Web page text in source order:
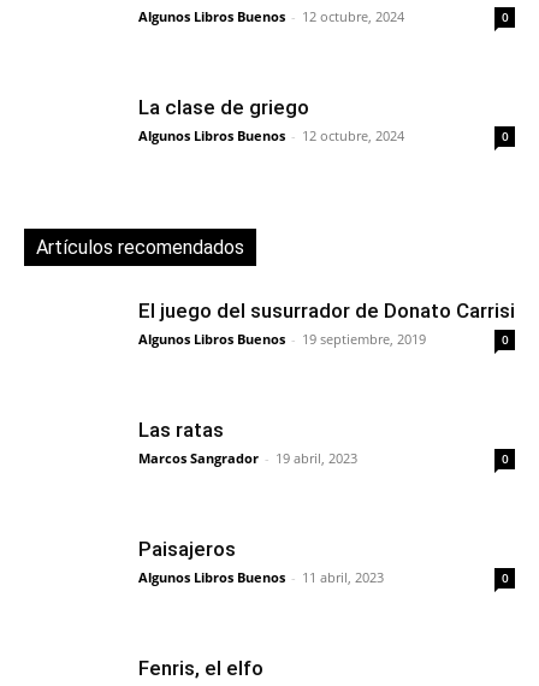
Algunos Libros Buenos - 12 octubre, 2024 0
La clase de griego
Algunos Libros Buenos - 12 octubre, 2024 0
Artículos recomendados
El juego del susurrador de Donato Carrisi
Algunos Libros Buenos - 19 septiembre, 2019 0
Las ratas
Marcos Sangrador - 19 abril, 2023 0
Paisajeros
Algunos Libros Buenos - 11 abril, 2023 0
Fenris, el elfo